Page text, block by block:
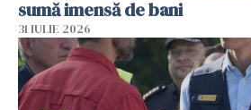
sumă imensă de bani
31 IULIE 2026